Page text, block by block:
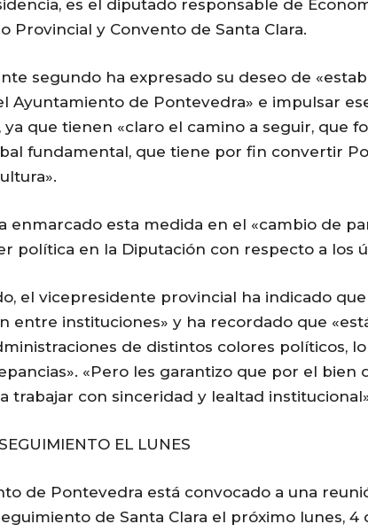
es el diputado responsable de
Provincial y Convento de Santa Clara.
segundo ha expresado su deseo de
Ayuntamiento de Pontevedra» e impulsar
ya que tienen «claro el camino a seguir, que
fundamental, que tiene por fin convertir
enmarcado esta medida en el «cambio de
política en la Diputación con respecto a los
el vicepresidente provincial ha indicado
entre instituciones» y ha recordado que
de distintos colores políticos,
«Pero les garantizo que por el bien
trabajar con sinceridad y lealtad
EL LUNES
de Pontevedra está convocado a una
de Santa Clara el próximo lunes, 4